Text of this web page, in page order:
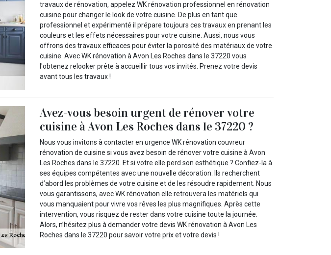
travaux de rénovation, appelez WK rénovation professionnel en rénovation
cuisine pour changer le look de votre cuisine. De plus en tant que
professionnel et expérimenté il prépare toujours ces travaux en prenant les
couleurs et les effets nécessaires pour votre cuisine. Aussi, nous vous
offrons des travaux efficaces pour éviter la porosité des matériaux de votre
cuisine. Avec WK rénovation à Avon Les Roches dans le 37220 vous
l'obtenez relooker prête à accueillir tous vos invités. Prenez votre devis
avant tous les travaux !
Avez-vous besoin urgent de rénover votre
cuisine à Avon Les Roches dans le 37220 ?
Nous vous invitons à contacter en urgence WK rénovation couvreur
rénovation de cuisine si vous avez besoin de rénover votre cuisine à Avon
Les Roches dans le 37220. Et si votre elle perd son esthétique ? Confiez-la à
ses équipes compétentes avec une nouvelle décoration. Ils recherchent
d’abord les problèmes de votre cuisine et de les résoudre rapidement. Nous
vous garantissons, avec WK rénovation elle retrouvera les matériels qui
vous manquaient pour vivre vos rêves les plus magnifiques. Après cette
intervention, vous risquez de rester dans votre cuisine toute la journée.
Alors, n’hésitez plus à demander votre devis WK rénovation à Avon Les
Roches dans le 37220 pour savoir votre prix et votre devis !